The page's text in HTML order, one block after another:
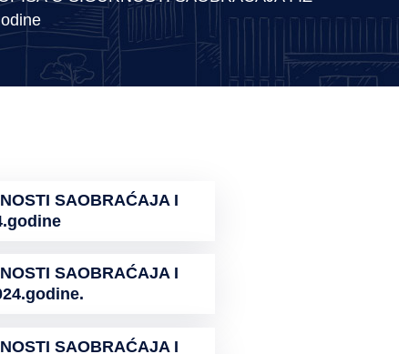
SAOBRAĆAJA I
SAOBRAĆAJA I
SAOBRAĆAJA I